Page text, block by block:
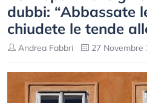
dubbi: “Abbassate
chiudete le tende
Andrea Fabbri 27 Novembre